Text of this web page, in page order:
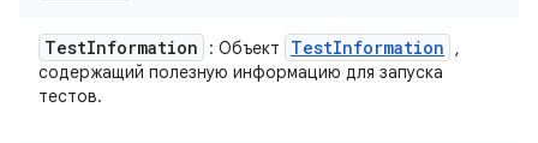
TestInformation : Объект TestInformation
,
содержащий полезную информацию для запуска
тестов.